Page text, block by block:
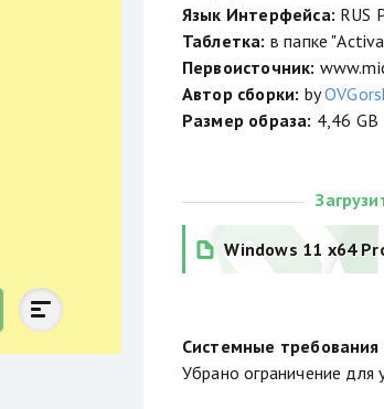
Язык Интерфейса: RUS
Таблетка: в папке
Первоисточник:
Автор сборки: by
Размер образа: 4,46 GB
Windows 11 x64
Системные
Убрано ограничение для